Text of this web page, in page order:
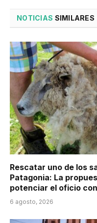
NOTICIAS SIMILARES
Rescatar uno de los
Patagonia: La
potenciar el oficio
6 agosto, 2026